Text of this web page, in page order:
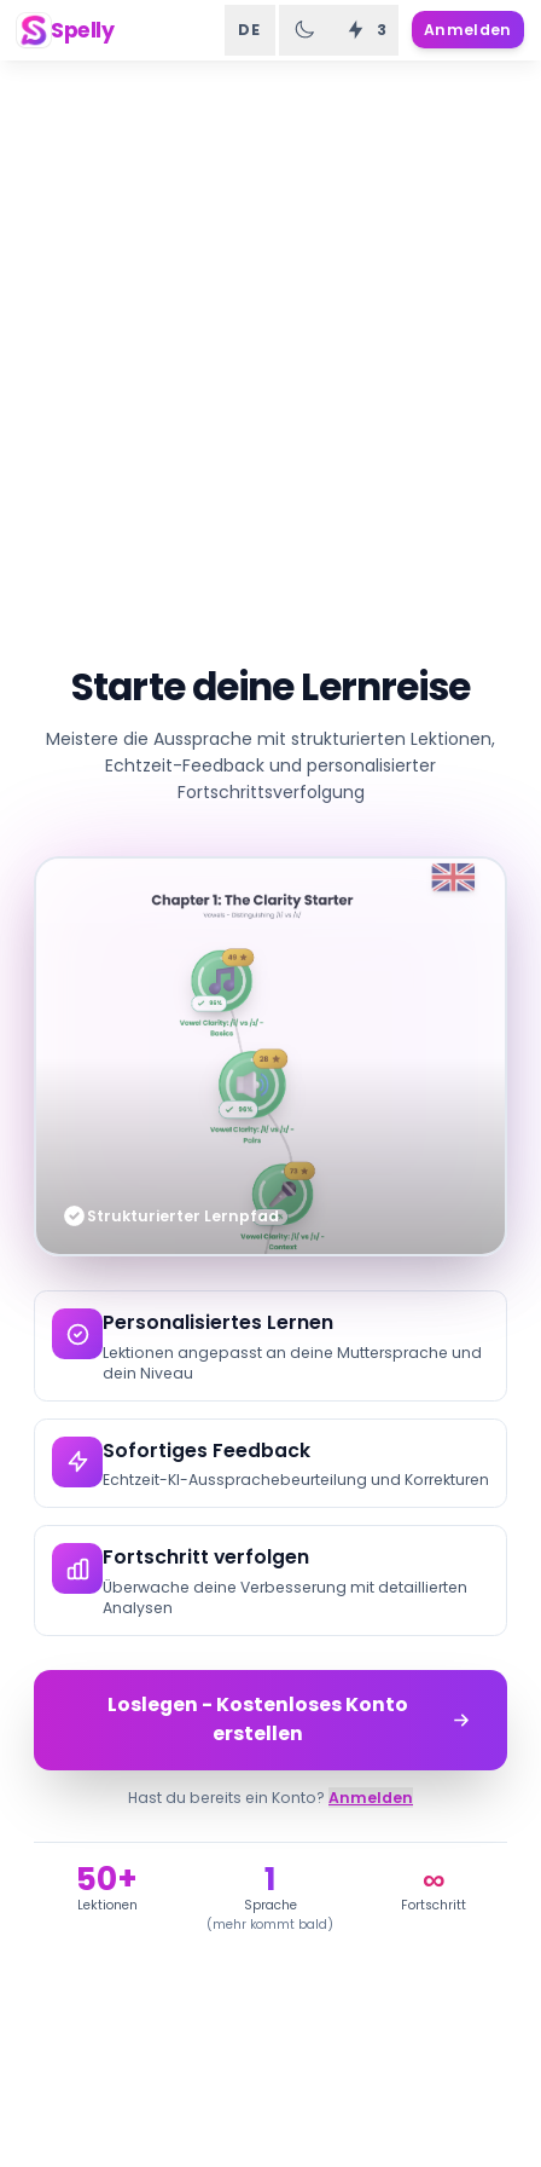
Spelly DE 3 Anmelden
Starte deine Lernreise
Meistere die Aussprache mit strukturierten Lektionen,
Echtzeit-Feedback und personalisierter
Fortschrittsverfolgung
Strukturierter Lernpfad
Personalisiertes Lernen
Lektionen angepasst an deine Muttersprache und
dein Niveau
Sofortiges Feedback
Echtzeit-KI-Aussprachebeurteilung und Korrekturen
Fortschritt verfolgen
Überwache deine Verbesserung mit detaillierten
Analysen
Loslegen - Kostenloses Konto
erstellen
Hast du bereits ein Konto? Anmelden
50+
Lektionen
1
Sprache
(mehr kommt bald)
∞
Fortschritt